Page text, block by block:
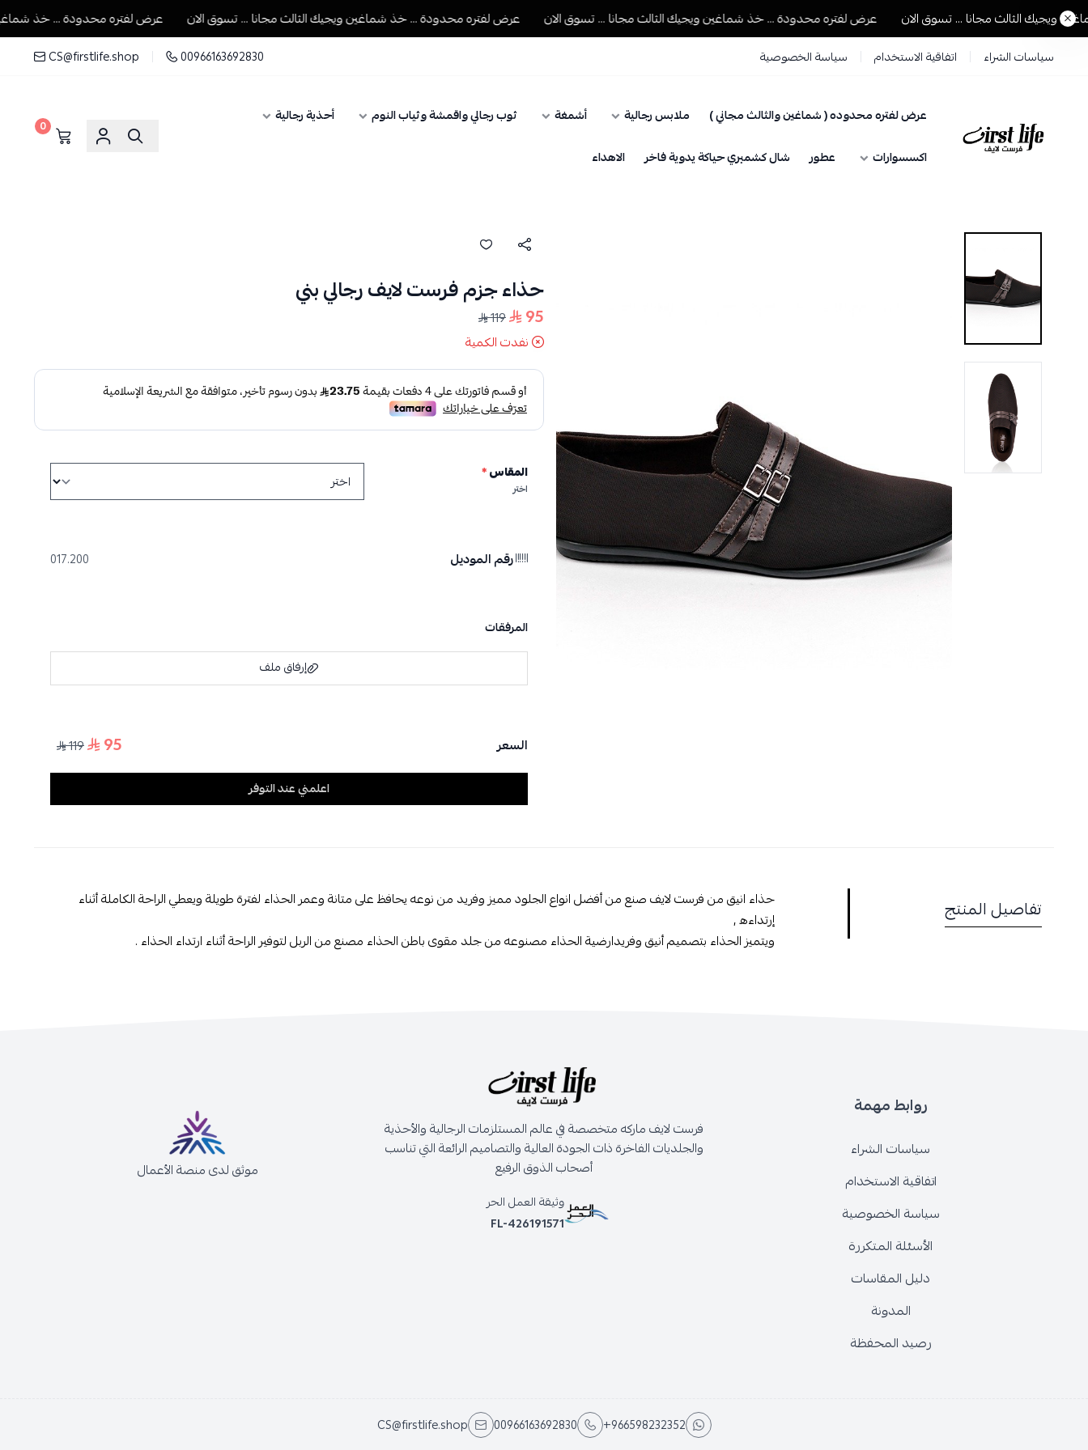
الثالث مجانا ... تسوق الان عرض لفتره محدودة ... خذ شماغين ويجيك الثالث مجانا ... تسوق الان عرض لفتره محدودة ... خذ شماغين ويجيك الثالث مجانا ... تسوق الان عرض لفتره محدودة ... خذ شماغين
سياسات الشراء اتفاقية الاستخدام سياسة الخصوصية 00966163692830
CS@firstlife.shop
فرست لايف للمستلزمات الرجالية
عرض لفتره محدوده ( شماغين والثالث مجاني ) ملابس رجالية أشمغة ثوب رجالي واقمشة وثياب النوم
أحذية رجالية
اكسسوارات
عطور شال كشميري حياكة يدوية فاخر الاهداء
0
حذاء جزم فرست لايف رجالي بني
95
119
نفدت الكمية
المقاس*
اختر
رقم الموديل 017.200
المرفقات
إرفاق ملف
استعراض
السعر 95
119
اعلمني عند التوفر
تفاصيل المنتج
حذاء انيق من فرست لايف صنع من أفضل انواع الجلود مميز وفريد من نوعه يحافظ على متانة وعمر الحذاء لفترة طويلة ويعطي الراحة الكاملة أثناء
إرتداءه ,
ويتميز الحذاء بتصميم أنيق وفريدارضية الحذاء مصنوعه من جلد مقوى باطن الحذاء مصنع من الربل لتوفير الراحة أثناء ارتداء الحذاء .
روابط مهمة
سياسات الشراء
اتفاقية الاستخدام
سياسة الخصوصية
الأسئلة المتكررة
دليل المقاسات
المدونة
رصيد المحفظة
فرست لايف ماركه متخصصة في عالم المستلزمات الرجالية والأحذية
والجلديات الفاخرة ذات الجودة العالية والتصاميم الرائعة التي تناسب
أصحاب الذوق الرفيع
وثيقة العمل الحر
FL-426191571
موثق لدى منصة الأعمال
+966598232352
00966163692830
CS@firstlife.shop